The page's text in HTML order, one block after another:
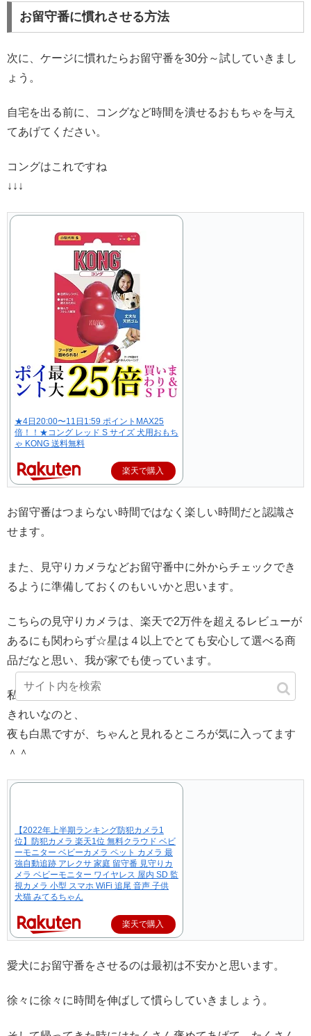
お留守番に慣れさせる方法
次に、ケージに慣れたらお留守番を30分～試していきまし
ょう。
自宅を出る前に、コングなど時間を潰せるおもちゃを与え
てあげてください。
コングはこれですね
↓↓↓
★4日20:00〜11日1:59 ポイントMAX25
倍！！★コング レッド S サイズ 犬用おもち
ゃ KONG 送料無料
楽天で購入
お留守番はつまらない時間ではなく楽しい時間だと認識さ
せます。
また、見守りカメラなどお留守番中に外からチェックでき
るように準備しておくのもいいかと思います。
こちらの見守りカメラは、楽天で2万件を超えるレビューが
あるにも関わらず☆星は４以上でとても安心して選べる商
品だなと思い、我が家でも使っています。
私は機械に強いので設定は簡単だと思いましたし、画質が
きれいなのと、
夜も白黒ですが、ちゃんと見れるところが気に入ってます
＾＾
【2022年上半期ランキング防犯カメラ1
位】防犯カメラ 楽天1位 無料クラウド ベビ
ーモニター ベビーカメラ ペット カメラ 最
強自動追跡 アレクサ 家庭 留守番 見守りカ
メラ ベビーモニター ワイヤレス 屋内 SD 監
視カメラ 小型 スマホ WiFi 追尾 音声 子供
犬猫 みてるちゃん
楽天で購入
愛犬にお留守番をさせるのは最初は不安かと思います。
徐々に徐々に時間を伸ばして慣らしていきましょう。